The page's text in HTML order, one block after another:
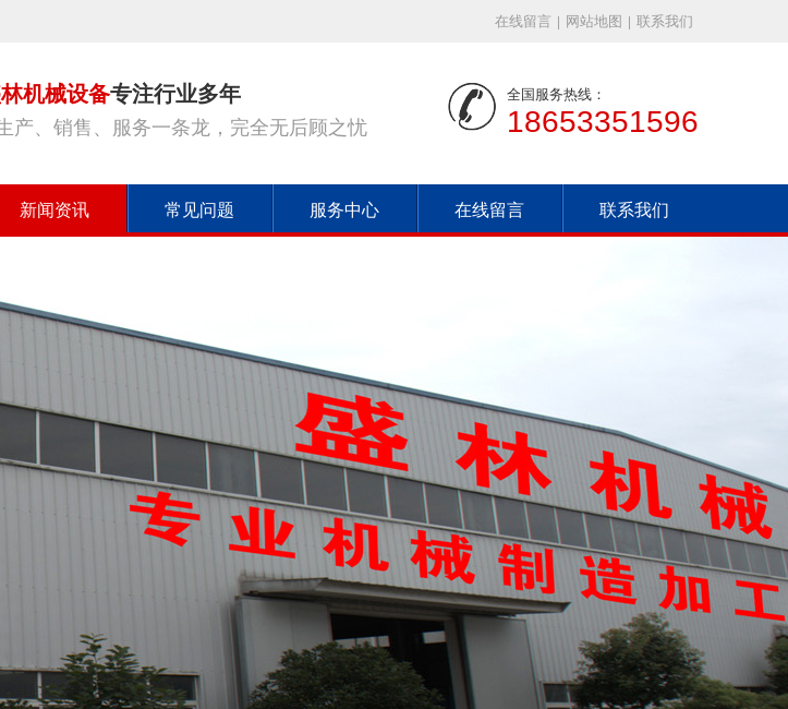
在线留言 | 网站地图 | 联系我们
机械设备专注行业多年
产、销售、服务一条龙，完全无后顾之忧
全国服务热线：
18653351596
新闻资讯 常见问题 服务中心 在线留言 联系我们